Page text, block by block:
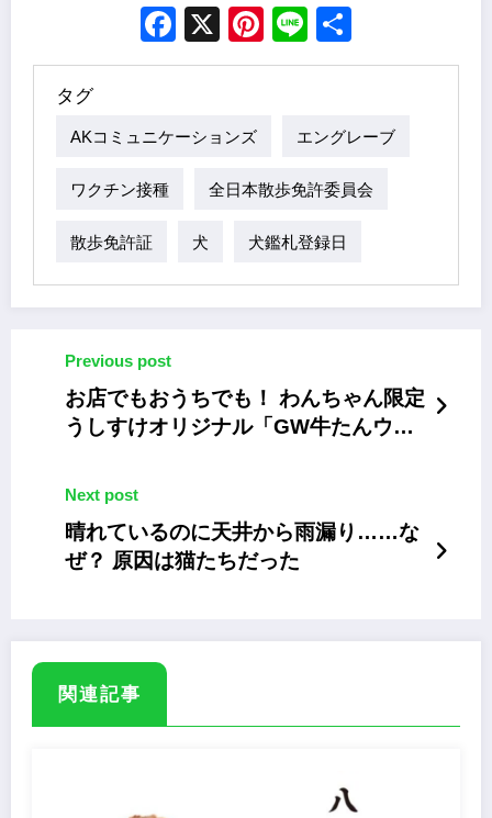
Facebook
X Pinterest
Line
タグ
AKコミュニケーションズ エングレーブ
ワクチン接種 全日本散歩免許委員会
散歩免許証 犬 犬鑑札登録日
Previous post
お店でもおうちでも！ わんちゃん限定
うしすけオリジナル「GW牛たんウィ
Next post
晴れているのに天井から雨漏り……な
ぜ？ 原因は猫たちだった
関連記事